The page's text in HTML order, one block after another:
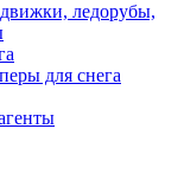
ледорубы,
для снега